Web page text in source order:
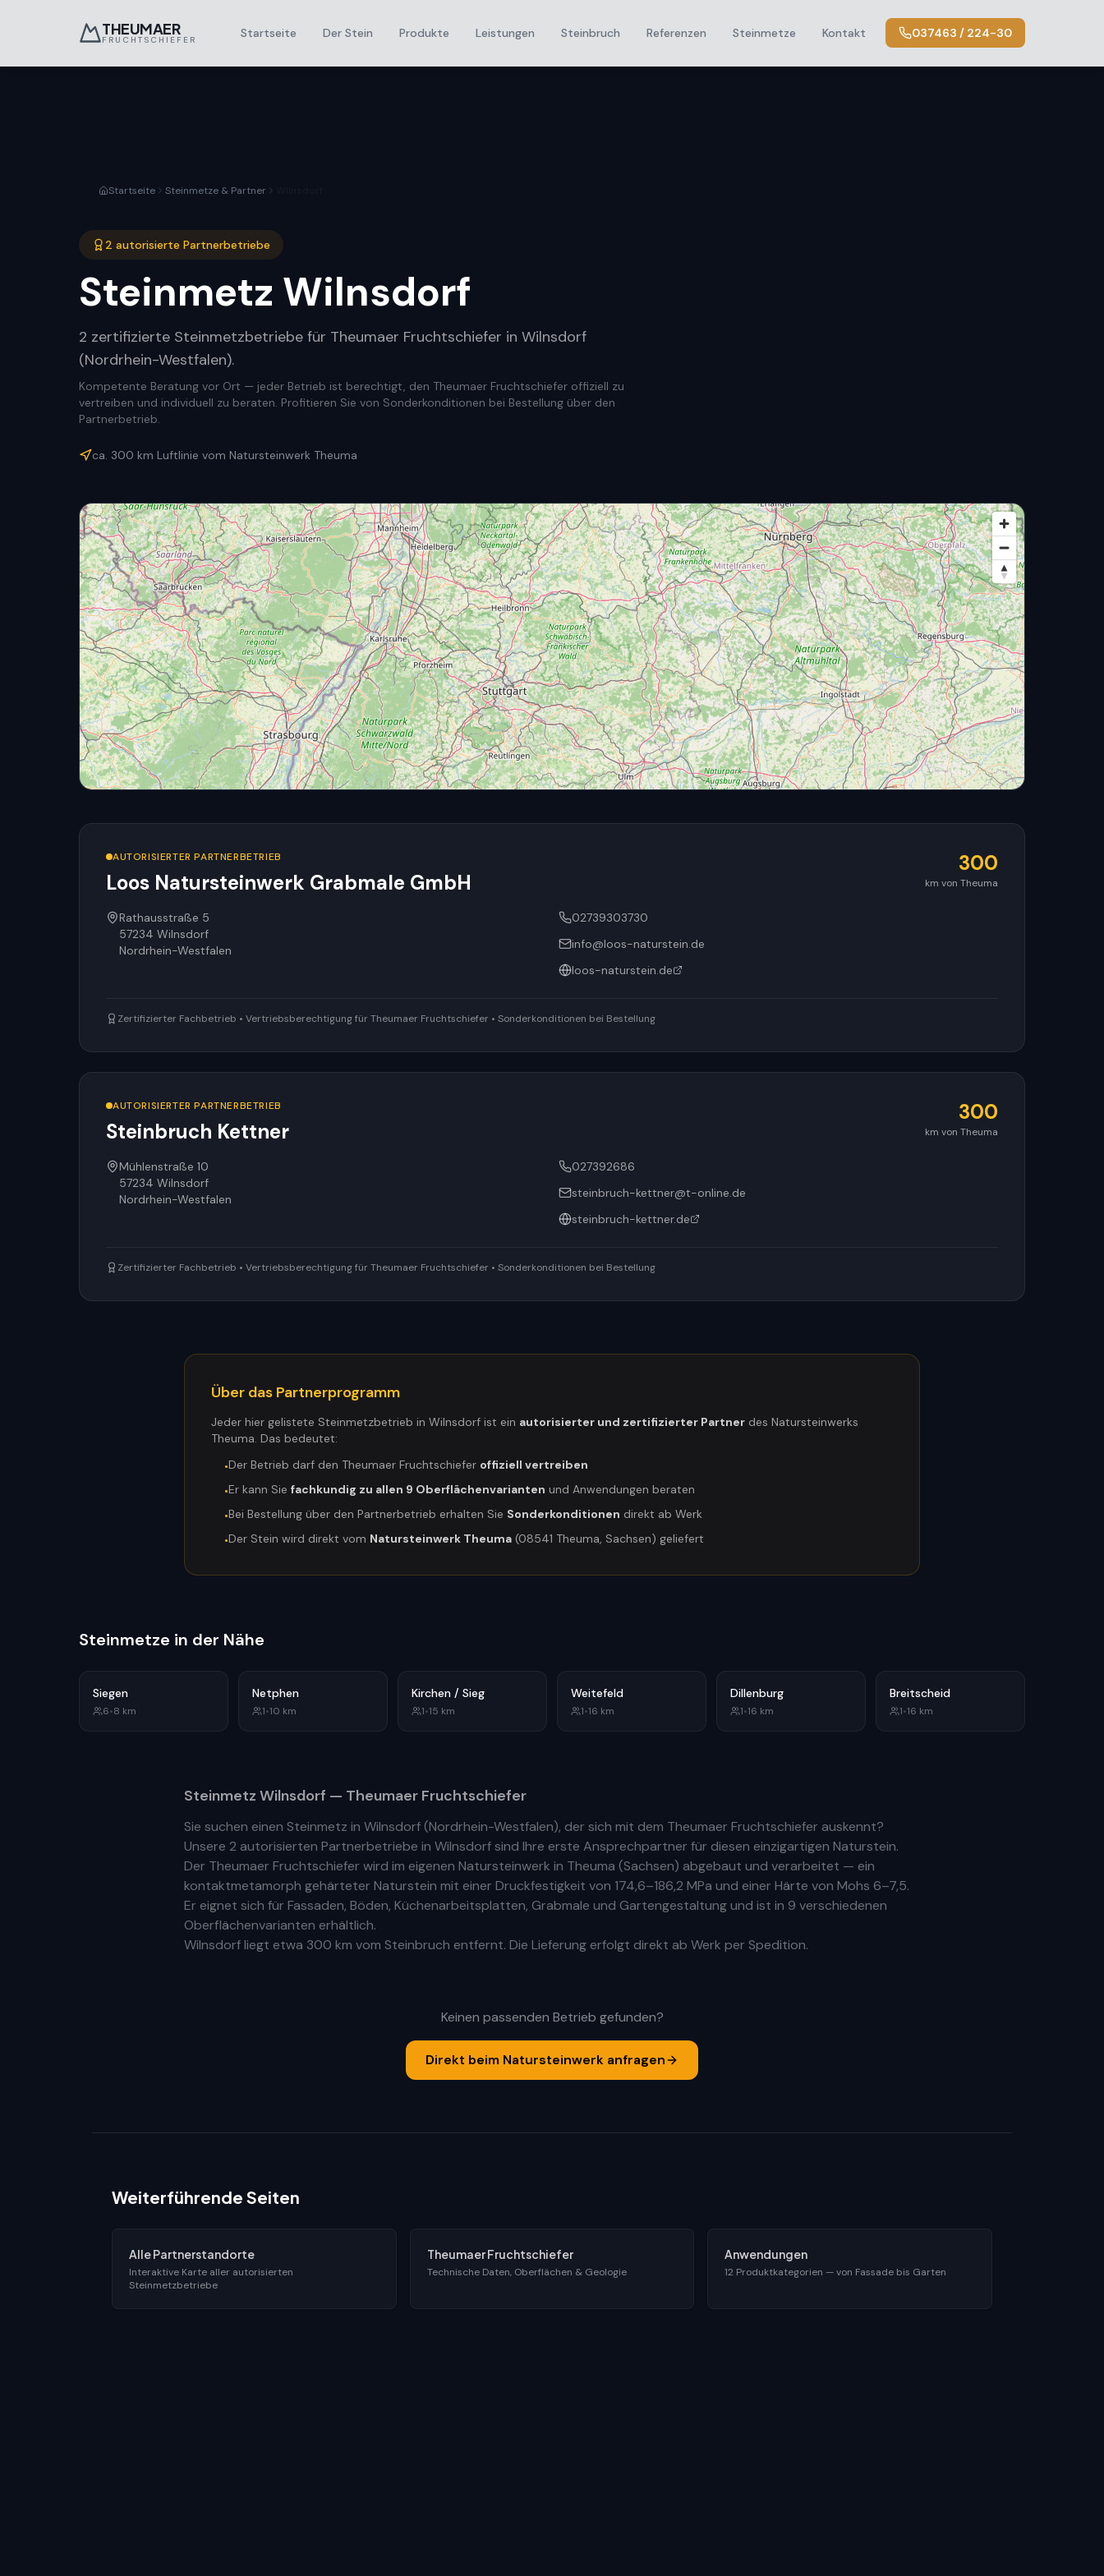
THEUMAER
FRUCHTSCHIEFER Startseite Der Stein Produkte Leistungen Steinbruch Referenzen Steinmetze Kontakt 037463 / 224-30
Startseite Steinmetze & Partner
2 autorisierte Partnerbetriebe
Steinmetz Wilnsdorf
2 zertifizierte Steinmetzbetriebe für Theumaer Fruchtschiefer in Wilnsdorf
(Nordrhein-Westfalen).
Kompetente Beratung vor Ort — jeder Betrieb ist berechtigt, den Theumaer Fruchtschiefer offiziell zu
vertreiben und individuell zu beraten. Profitieren Sie von Sonderkonditionen bei Bestellung über den
Partnerbetrieb.
ca. 300 km Luftlinie vom Natursteinwerk Theuma
AUTORISIERTER PARTNERBETRIEB
Loos Natursteinwerk Grabmale GmbH
300
km von Theuma
Rathausstraße 5
57234 Wilnsdorf
Nordrhein-Westfalen
02739303730
info@loos-naturstein.de
loos-naturstein.de
Zertifizierter Fachbetrieb • Vertriebsberechtigung für Theumaer Fruchtschiefer • Sonderkonditionen bei Bestellung
AUTORISIERTER PARTNERBETRIEB
Steinbruch Kettner
300
km von Theuma
Mühlenstraße 10
57234 Wilnsdorf
Nordrhein-Westfalen
027392686
steinbruch-kettner@t-online.de
steinbruch-kettner.de
Zertifizierter Fachbetrieb • Vertriebsberechtigung für Theumaer Fruchtschiefer • Sonderkonditionen bei Bestellung
Über das Partnerprogramm
Jeder hier gelistete Steinmetzbetrieb in Wilnsdorf ist ein autorisierter und zertifizierter Partner des Natursteinwerks
Theuma. Das bedeutet:
•Der Betrieb darf den Theumaer Fruchtschiefer offiziell vertreiben
•Er kann Sie fachkundig zu allen 9 Oberflächenvarianten und Anwendungen beraten
•Bei Bestellung über den Partnerbetrieb erhalten Sie Sonderkonditionen direkt ab Werk
•Der Stein wird direkt vom Natursteinwerk Theuma (08541 Theuma, Sachsen) geliefert
Steinmetze in der Nähe
Siegen
6•8 km
Netphen
1•10 km
Kirchen / Sieg
1•15 km
Weitefeld
1•16 km
Dillenburg
1•16 km
Breitscheid
1•16 km
Steinmetz Wilnsdorf — Theumaer Fruchtschiefer
Sie suchen einen Steinmetz in Wilnsdorf(Nordrhein-Westfalen), der sich mit dem Theumaer Fruchtschiefer auskennt?
Unsere 2 autorisierten Partnerbetriebe in Wilnsdorfsind Ihre erste Ansprechpartner für diesen einzigartigen Naturstein.
Der Theumaer Fruchtschiefer wird im eigenen Natursteinwerk in Theuma (Sachsen) abgebaut und verarbeitet — ein
kontaktmetamorph gehärteter Naturstein mit einer Druckfestigkeit von 174,6–186,2 MPa und einer Härte von Mohs 6–7,5.
Er eignet sich für Fassaden, Böden, Küchenarbeitsplatten, Grabmale und Gartengestaltung und ist in 9 verschiedenen
Oberflächenvarianten erhältlich.
Wilnsdorfliegt etwa 300 km vom Steinbruch entfernt. Die Lieferung erfolgt direkt ab Werk per Spedition.
Keinen passenden Betrieb gefunden?
Direkt beim Natursteinwerk anfragen
Weiterführende Seiten
Alle Partnerstandorte
Interaktive Karte aller autorisierten
Steinmetzbetriebe
Theumaer Fruchtschiefer
Technische Daten, Oberflächen & Geologie
Anwendungen
12 Produktkategorien — von Fassade bis Garten